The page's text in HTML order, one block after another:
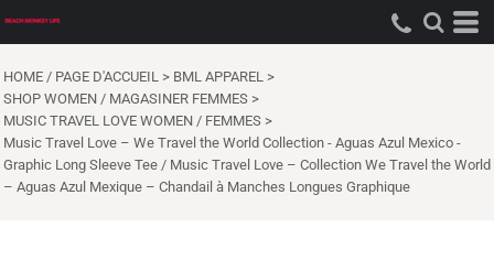
HOME / PAGE D'ACCUEIL > BML APPAREL >
SHOP WOMEN / MAGASINER FEMMES >
MUSIC TRAVEL LOVE WOMEN / FEMMES >
Music Travel Love – We Travel the World Collection - Aguas Azul Mexico -
Graphic Long Sleeve Tee / Music Travel Love – Collection We Travel the World
– Aguas Azul Mexique – Chandail à Manches Longues Graphique